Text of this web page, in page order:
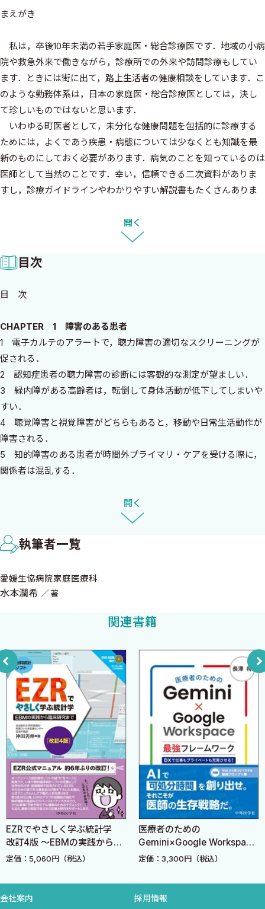
まえがき
私は，卒後10年未満の若手家庭医・総合診療医です．地域の小病
院や救急外来で働きながら，診療所での外来や訪問診療もしてい
ます．ときには街に出て，路上生活者の健康相談をしています．こ
のような勤務体系は，日本の家庭医・総合診療医としては，決し
て珍しいものではないと思います．
いわゆる町医者として，未分化な健康問題を包括的に診療する
ためには，よくであう疾患・病態については少なくとも知識を最
新のものにしておく必要があります．病気のことを知っているのは
医師として当然のことです．幸い，信頼できる二次資料がありま
すし，診療ガイドラインやわかりやすい解説書もたくさんありま
利です．原著論文の批判的吟味についても，すっかり家庭医・総合
診療医の教育のなかに組み込まれています．
ただ，これだけで普段の診療がスムーズにできるのかというと，
それは違います．家庭医・総合診療医の皆さまなら，おわかりい
診察室には多様多彩な事象が持ちこまれます．それらが複雑に
しばです．純粋に医学生物学的な問題を追求すれば事足れり，とは
いかないなかで，私たちはどうすればいいのでしょうか．
家庭医療・総合診療をするなら，家庭医療・総合診療の論文を
読まなくてはならない．
私は日常的に家庭医療・総合診療の論文を読むようになって，自
分の診療が大きく変わったと感じています．なにより，自分は一人
ではない，という感覚を持つようになりました．
古今東西，家庭医・総合診療医であれば，だいたい皆同じよう
なことで悩み，同じようなことで苦しみ，同じようなことで喜びを
見出しているのです．論文を読むことで，この世界のどこかで頑張
いるのか，何を感じているのか，どのように汗を流し，そこから何
を得ているのかを知ることができます．
もちろん，様々な専門家・専門職の方から教えていただくこと
ったところで，自分一人でできることはあまりありません．専門
家・専門職の方から謙虚に学びを乞う姿勢はとても大事です．です
し，私たちが学びとる必要があります．私たちの学問を他の誰か
とはいっても，実際には論文を読むまで手が回らない，という方
もいらっしゃると思います．すべての医療職にとって，コロナ禍は
心身の脅威です．地域の健康問題に責任を持つからこそ，多忙を極
めている方も多いでしょう．また，複雑系が対象となる家庭医
療・総合診療の論文は，質的研究や複雑なデザインの研究が多
く，慣れていないと読みとくのが難しく感じます．
そこで，2021年から2022年8月末までに公開された家庭医療・総
合診療の論文(2020年末公開も含みます)から，臨床の最前線で働
く家庭医・総合診療医の明日からの診療を変える力があるもの，
という基準で，70本を選びました．そして，できる限りわかりや
すく解説しました．
解説といっても，高い山の上から教え諭す，というものではあり
ません．読者の皆さまと一緒に論文を読んで，一緒に診療を振り返
って，一緒に次の課題を探し，一緒に自分の診療を変えていく，そ
意見が存分に反映されています．そもそも，論文を選ぶ，読む，解
開く
目次
目 次
CHAPTER 1 障害のある患者
1 電子カルテのアラートで，聴力障害の適切なスクリーニングが
促される．
2 認知症患者の聴力障害の診断には客観的な測定が望ましい．
3 緑内障がある高齢者は，転倒して身体活動が低下してしまいや
すい．
4 聴覚障害と視覚障害がどちらもあると，移動や日常生活動作が
障害される．
5 知的障害のある患者が時間外プライマリ・ケアを受ける際に，
関係者は混乱する．
者のケアで様々な困難に直面する．
7 知的障害のある患者は，若い年齢で複数の慢性疾患を発症する
割合が高い．
8 プライマリ・ケアチームの力で，障害者の医療アクセスが改善
9 人間関係やコミュニケーションが，障害者のプライマリ・ケア
アクセスに大きく影響する．
10 移動が困難な障害があると，がんの適切な診療・診断を受ける
CHAPTER 2 がんの診断とケア
11 大腸がんを疑って，貧血がなく便潜血陰性なら，大腸がんの可
能性は低い．
12 アウトリーチで，大腸がんスクリーニングの検査が増える．
13 郵送による便潜血を行うにはスタッフの総力戦が必要であ
る．
14 便潜血陽性なのに内視鏡検査を受けない患者には，様々な障
壁が存在する．
15 がんスクリーニングの中止決定は複雑なプロセスである．
16 稀ながんの診断には，スムーズな紹介ルートが必要である．
17 性的マイノリティにとって子宮頸がん検診には様々な障壁があ
る．
18 がんの治療は，生活空間での移動の制限と関連する．
CHAPTER 3 周縁化された集団
19 人種・民族的マイノリティへの差別は医療不信の増大と関係す
開く
執筆者一覧
愛媛生協病院家庭医療科
水本潤希 著
関連書籍
EZRでやさしく学ぶ統計学
改訂4版 〜EBMの実践から臨
床研究まで〜
定価：5,060円（税込）
医療者のための
Gemini×Google Workspace
最強フレームワーク DXで仕
る！
定価：3,300円（税込）
会社案内 採用情報